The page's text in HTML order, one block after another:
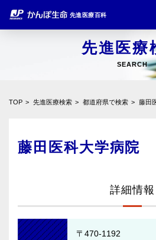
先進医療百科
先進医療
SEARCH
TOP 先進医療検索 都道府県で検索 藤田
藤田医科大学病院
詳細情報
〒470-1192